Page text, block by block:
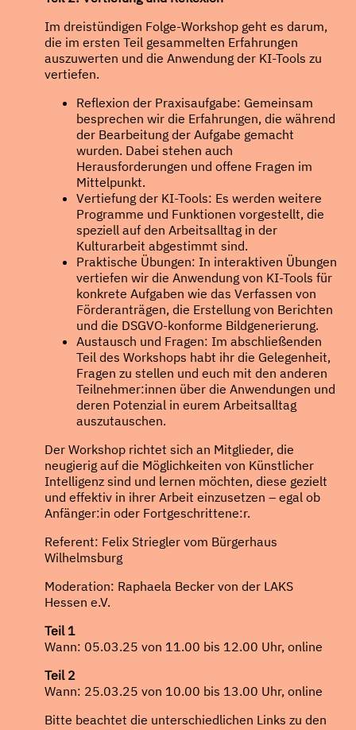
Im dreistündigen Folge-Workshop geht es darum,
die im ersten Teil gesammelten Erfahrungen
auszuwerten und die Anwendung der KI-Tools zu
vertiefen.
Reflexion der Praxisaufgabe: Gemeinsam
besprechen wir die Erfahrungen, die während
der Bearbeitung der Aufgabe gemacht
wurden. Dabei stehen auch
Herausforderungen und offene Fragen im
Mittelpunkt.
Vertiefung der KI-Tools: Es werden weitere
Programme und Funktionen vorgestellt, die
speziell auf den Arbeitsalltag in der
Kulturarbeit abgestimmt sind.
Praktische Übungen: In interaktiven Übungen
vertiefen wir die Anwendung von KI-Tools für
konkrete Aufgaben wie das Verfassen von
Förderanträgen, die Erstellung von Berichten
und die DSGVO-konforme Bildgenerierung.
Austausch und Fragen: Im abschließenden
Teil des Workshops habt ihr die Gelegenheit,
Fragen zu stellen und euch mit den anderen
Teilnehmer:innen über die Anwendungen und
deren Potenzial in eurem Arbeitsalltag
auszutauschen.
Der Workshop richtet sich an Mitglieder, die
neugierig auf die Möglichkeiten von Künstlicher
Intelligenz sind und lernen möchten, diese gezielt
und effektiv in ihrer Arbeit einzusetzen – egal ob
Anfänger:in oder Fortgeschrittene:r.
Referent: Felix Striegler vom Bürgerhaus
Wilhelmsburg
Moderation: Raphaela Becker von der LAKS
Hessen e.V.
Teil 1
Wann: 05.03.25 von 11.00 bis 12.00 Uhr, online
Teil 2
Wann: 25.03.25 von 10.00 bis 13.00 Uhr, online
Bitte beachtet die unterschiedlichen Links zu den